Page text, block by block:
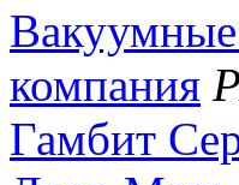
компания
Гамбит